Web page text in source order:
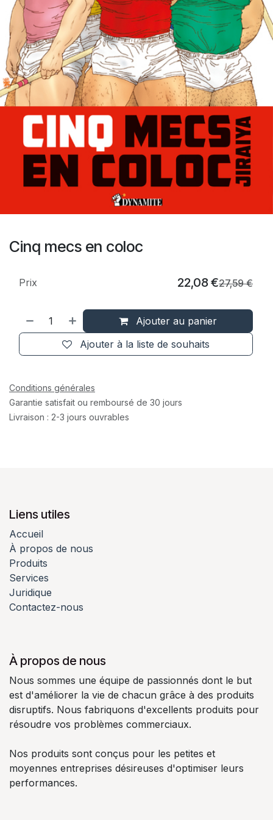
Cinq mecs en coloc
Ajouter au panier
Ajouter à la liste de souhaits
Prix 22,08€27,59€
Conditions générales
Garantie satisfait ou remboursé de 30 jours
Livraison : 2-3 jours ouvrables
Liens utiles
Accueil
À propos de nous
Produits
Services
Juridique
Contactez-nous
À propos de nous
Nous sommes une équipe de passionnés dont le but
est d'améliorer la vie de chacun grâce à des produits
disruptifs. Nous fabriquons d'excellents produits pour
résoudre vos problèmes commerciaux.
Nos produits sont conçus pour les petites et
moyennes entreprises désireuses d'optimiser leurs
performances.